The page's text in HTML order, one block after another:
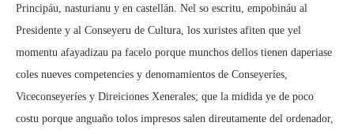
Principáu, nasturianu y en castellán. Nel so escritu, empobináu al
Presidente y al Conseyeru de Cultura, los xuristes afiten que yel
momentu afayadizau pa facelo porque munchos dellos tienen daperiase
coles nueves competencies y denomamientos de Conseyeríes,
Viceconseyeríes y Direiciones Xenerales; que la midida ye de poco
costu porque anguaño tolos impresos salen direutamente del ordenador,